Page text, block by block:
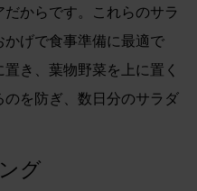
からです。これらのサラ
げで食事準備に最適で
き、葉物野菜を上に置く
を防ぎ、数日分のサラダ
グ